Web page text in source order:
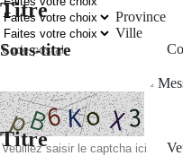
Titre
Sous-titre
Titre
Province
Ville